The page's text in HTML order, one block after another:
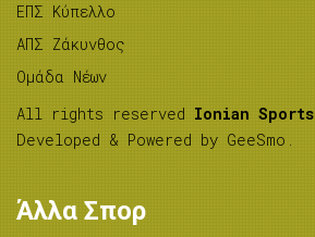
ΕΠΣ Κύπελλο
ΑΠΣ Ζάκυνθος
Ομάδα Νέων
All rights reserved Ionian Sports
Developed & Powered by GeeSmo .
Άλλα Σπορ